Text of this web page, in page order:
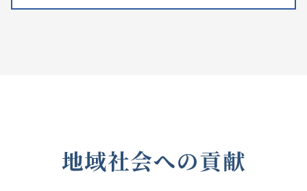
地域社会への貢献